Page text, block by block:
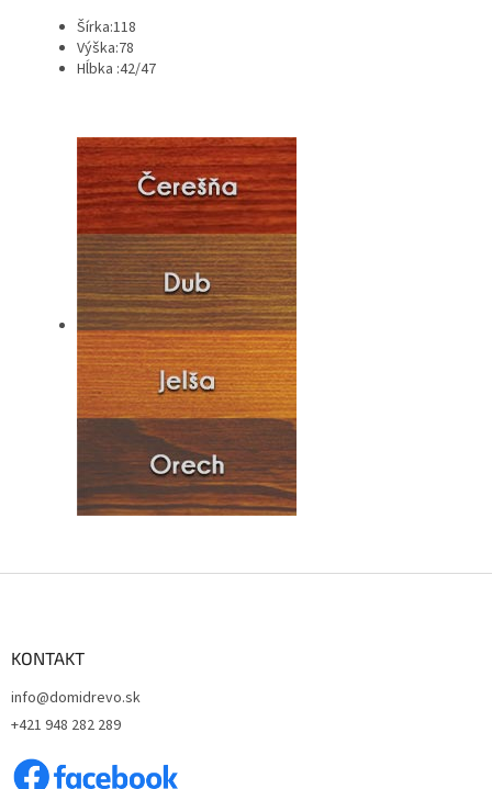
Šírka:118
Výška:78
Hĺbka :42/47
KONTAKT
info@domidrevo.sk
+421 948 282 289